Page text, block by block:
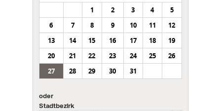
1
2 3 4
5
6
7 8 9 10 11
12
13
14 15 16 17 18
19
20
21 22 23 24 25
26
27
28 29 30 31
oder
Stadtbezirk